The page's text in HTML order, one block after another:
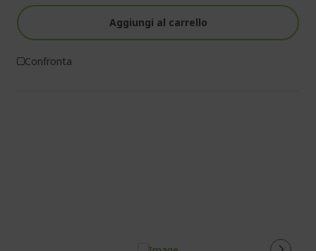
Aggiungi al carrello
Confronta